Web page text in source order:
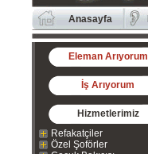
Anasayfa
Eleman Arıyorum
İş Arıyorum
Hizmetlerimiz
Refakatçiler
Özel Şoförler